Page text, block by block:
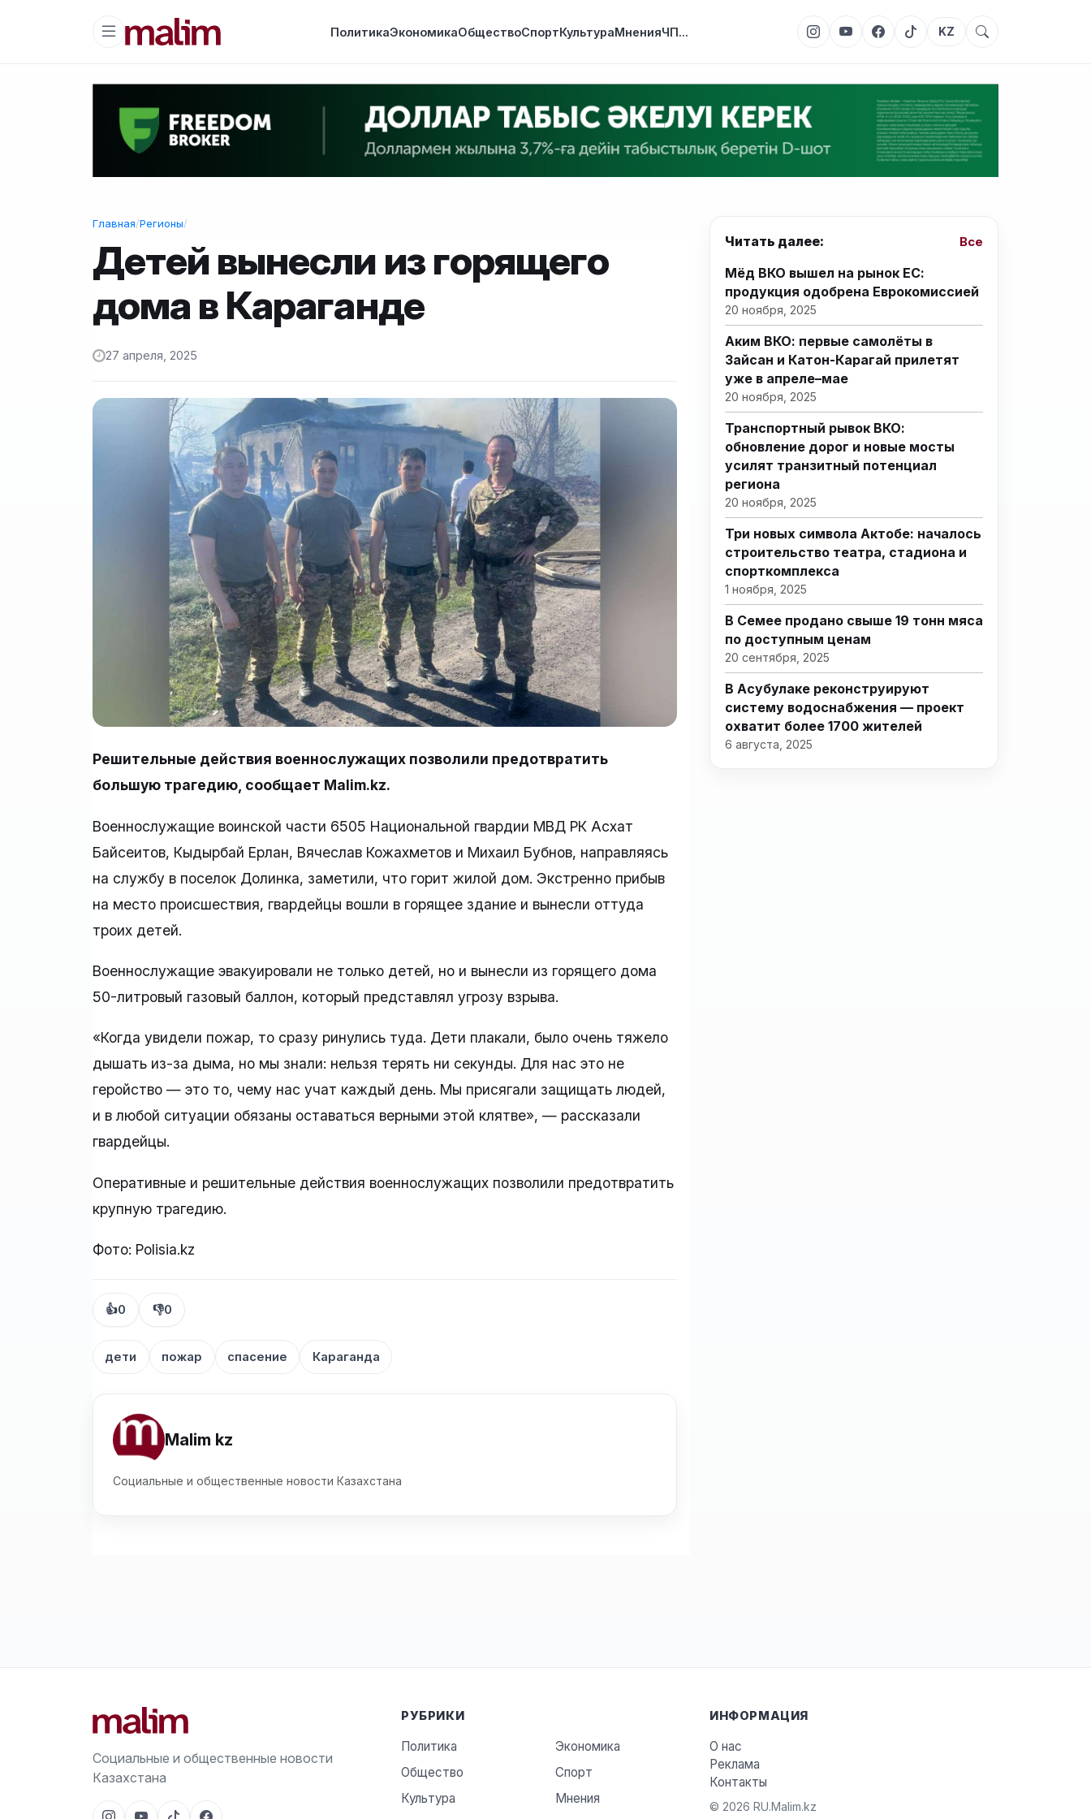
ПолитикаЭкономикаОбществоСпортКультураМненияЧП... KZ
Главная/Регионы/
Детей вынесли из горящего
дома в Караганде
27 апреля, 2025
Решительные действия военнослужащих позволили предотвратить
большую трагедию, сообщает Malim.kz.
Военнослужащие воинской части 6505 Национальной гвардии МВД РК Асхат
Байсеитов, Кыдырбай Ерлан, Вячеслав Кожахметов и Михаил Бубнов, направляясь
на службу в поселок Долинка, заметили, что горит жилой дом. Экстренно прибыв
на место происшествия, гвардейцы вошли в горящее здание и вынесли оттуда
троих детей.
Военнослужащие эвакуировали не только детей, но и вынесли из горящего дома
50-литровый газовый баллон, который представлял угрозу взрыва.
«Когда увидели пожар, то сразу ринулись туда. Дети плакали, было очень тяжело
дышать из-за дыма, но мы знали: нельзя терять ни секунды. Для нас это не
геройство — это то, чему нас учат каждый день. Мы присягали защищать людей,
и в любой ситуации обязаны оставаться верными этой клятве», — рассказали
гвардейцы.
Оперативные и решительные действия военнослужащих позволили предотвратить
крупную трагедию.
Фото: Polisia.kz
👍0 👎0
дети пожар спасение Караганда
Malim kz
Социальные и общественные новости Казахстана
Читать далее: Все
Мёд ВКО вышел на рынок ЕС:
продукция одобрена Еврокомиссией
20 ноября, 2025
Аким ВКО: первые самолёты в
Зайсан и Катон-Карагай прилетят
уже в апреле–мае
20 ноября, 2025
Транспортный рывок ВКО:
обновление дорог и новые мосты
усилят транзитный потенциал
региона
20 ноября, 2025
Три новых символа Актобе: началось
строительство театра, стадиона и
спорткомплекса
1 ноября, 2025
В Семее продано свыше 19 тонн мяса
по доступным ценам
20 сентября, 2025
В Асубулаке реконструируют
систему водоснабжения — проект
охватит более 1700 жителей
6 августа, 2025
Социальные и общественные новости
Казахстана
РУБРИКИ
Политика
Экономика
Общество
Спорт
Культура
Мнения
ИНФОРМАЦИЯ
О нас
Реклама
Контакты
© 2026 RU.Malim.kz